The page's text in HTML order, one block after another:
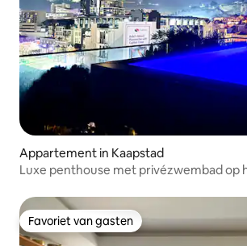
Appartement in Kaapstad
Luxe penthouse met privézwembad op
Favoriet van gasten
Favoriet van gasten